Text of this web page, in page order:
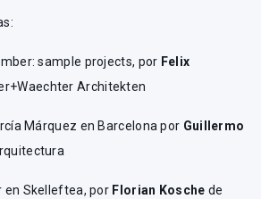
sample projects, por Felix
Architekten
Márquez en Barcelona por Guillermo
en Skelleftea, por Florian Kosche de